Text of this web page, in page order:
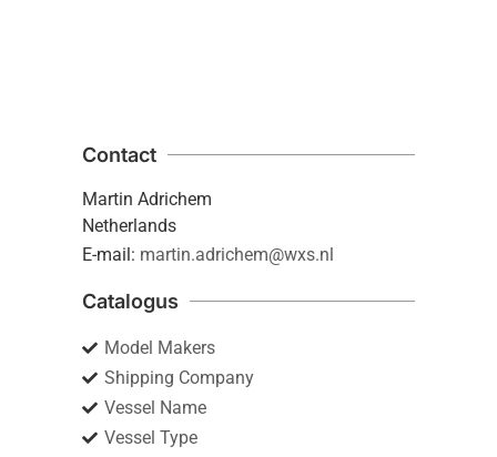
Contact
Martin Adrichem
Netherlands
E-mail: martin.adrichem@wxs.nl
Catalogus
Model Makers
Shipping Company
Vessel Name
Vessel Type